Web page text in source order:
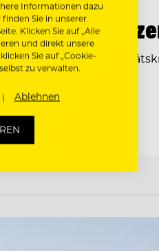
Town –
in einer
Informationen dazu
Sie in unserer
Klicken Sie auf „Alle
und direkt unsere
Sie auf „Cookie-
zu verwalten.
Ablehnen